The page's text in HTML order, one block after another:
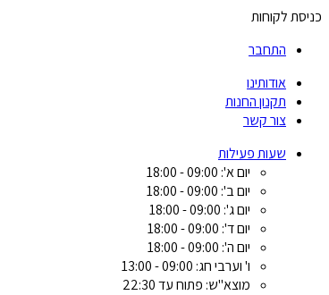
כניסת לקוחות
התחבר
אודותינו
תקנון החנות
צור קשר
שעות פעילות
יום א': 09:00 - 18:00
יום ב': 09:00 - 18:00
יום ג': 09:00 - 18:00
יום ד': 09:00 - 18:00
יום ה': 09:00 - 18:00
ו' וערבי חג: 09:00 - 13:00
מוצא"ש: פתוח עד 22:30